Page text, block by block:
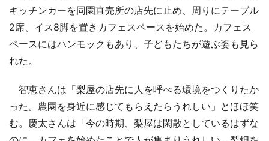
キッチンカーを同園直売所の店先に止め、周りにテーブル
2席、イス8脚を置きカフェスペースを始めた。カフェス
ペースにはハンモックもあり、子どもたちが遊ぶ姿も見ら
れた。
智恵さんは「梨屋の店先に人を呼べる環境をつくりたか
った。農園を身近に感じてもらえたらうれしい」とほほ笑
む。慶太さんは「今の時期、梨屋は閑散としているはずな